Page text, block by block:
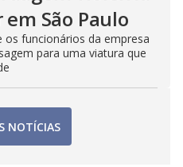
São Paulo
funcionários da empresa
para uma viatura que
NOTÍCIAS